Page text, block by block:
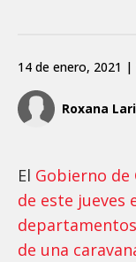
Roxana
14 de enero, 2021 |
El Gobierno
de este jueves
de una